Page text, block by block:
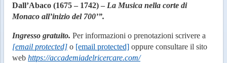
Dall’Abaco (1675 – 1742) – La Musica nella corte di
Monaco all’inizio del 700’”.
Ingresso gratuito. Per informazioni o prenotazioni scrivere a
[email protected] o [email protected] oppure consultare il sito
web https://accademiadelricercare.com/